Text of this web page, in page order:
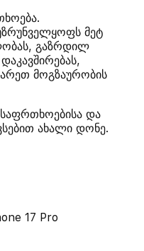
მეტ
გაზრდილ
მოგზაურობის
და
ახალი დონე.
17 Pro